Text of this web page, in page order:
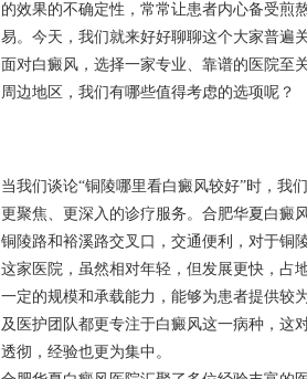
的效果的不确定性，常常让患者内心备受煎
易。今天，我们就来好好聊聊这个大家普遍
面对白癜风，选择一家专业、靠谱的医院至
周边地区，我们有哪些值得考虑的选项呢？
当我们谈论“铜陵哪里看白癜风较好”时，我
更聚焦、更深入的诊疗服务。合肥华夏白癜
铜陵路和裕溪路交叉口，交通便利，对于铜
这家医院，虽然相对年轻，但发展更快，占
一定的规模和承载能力，能够为患者提供较
及医护团队都更专注于白癜风这一病种，这
透彻，经验也更为集中。